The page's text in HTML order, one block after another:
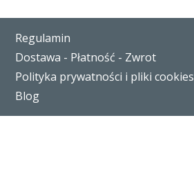
Regulamin
Dostawa - Płatność - Zwrot
Polityka prywatności i pliki cookies
Blog